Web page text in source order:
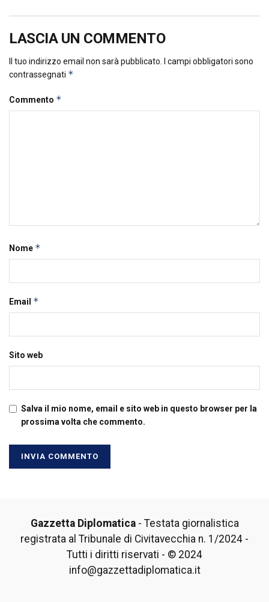
LASCIA UN COMMENTO
Il tuo indirizzo email non sarà pubblicato.
I campi obbligatori sono
contrassegnati *
Commento *
Nome *
Email *
Sito web
Salva il mio nome, email e sito web in questo browser per la
prossima volta che commento.
Gazzetta Diplomatica- Testata giornalistica
registrata al Tribunale di Civitavecchia n. 1/2024 -
Tutti i diritti riservati - © 2024
info@gazzettadiplomatica.it